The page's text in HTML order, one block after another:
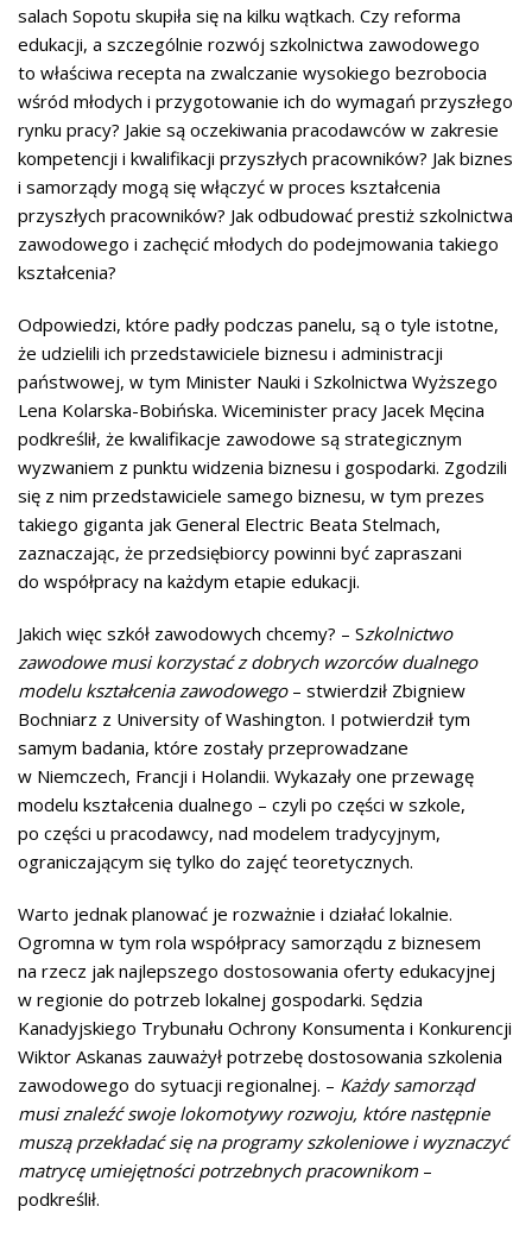
salach Sopotu skupiła się na kilku wątkach. Czy reforma
edukacji, a szczególnie rozwój szkolnictwa zawodowego
to właściwa recepta na zwalczanie wysokiego bezrobocia
wśród młodych i przygotowanie ich do wymagań przyszłego
rynku pracy? Jakie są oczekiwania pracodawców w zakresie
kompetencji i kwalifikacji przyszłych pracowników? Jak biznes
i samorządy mogą się włączyć w proces kształcenia
przyszłych pracowników? Jak odbudować prestiż szkolnictwa
zawodowego i zachęcić młodych do podejmowania takiego
kształcenia?
Odpowiedzi, które padły podczas panelu, są o tyle istotne,
że udzielili ich przedstawiciele biznesu i administracji
państwowej, w tym Minister Nauki i Szkolnictwa Wyższego
Lena Kolarska-Bobińska. Wiceminister pracy Jacek Męcina
podkreślił, że kwalifikacje zawodowe są strategicznym
wyzwaniem z punktu widzenia biznesu i gospodarki. Zgodzili
się z nim przedstawiciele samego biznesu, w tym prezes
takiego giganta jak General Electric Beata Stelmach,
zaznaczając, że przedsiębiorcy powinni być zapraszani
do współpracy na każdym etapie edukacji.
Jakich więc szkół zawodowych chcemy? – Szkolnictwo
zawodowe musi korzystać z dobrych wzorców dualnego
modelu kształcenia zawodowego– stwierdził Zbigniew
Bochniarz z University of Washington. I potwierdził tym
samym badania, które zostały przeprowadzane
w Niemczech, Francji i Holandii. Wykazały one przewagę
modelu kształcenia dualnego – czyli po części w szkole,
po części u pracodawcy, nad modelem tradycyjnym,
ograniczającym się tylko do zajęć teoretycznych.
Warto jednak planować je rozważnie i działać lokalnie.
Ogromna w tym rola współpracy samorządu z biznesem
na rzecz jak najlepszego dostosowania oferty edukacyjnej
w regionie do potrzeb lokalnej gospodarki. Sędzia
Kanadyjskiego Trybunału Ochrony Konsumenta i Konkurencji
Wiktor Askanas zauważył potrzebę dostosowania szkolenia
zawodowego do sytuacji regionalnej. – Każdy samorząd
musi znaleźć swoje lokomotywy rozwoju, które następnie
muszą przekładać się na programy szkoleniowe i wyznaczyć
matrycę umiejętności potrzebnych pracownikom–
podkreślił.